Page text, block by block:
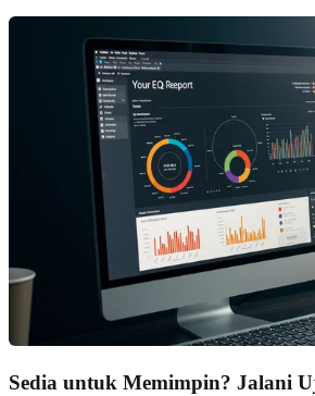
Sedia untuk Memimpin? Jalani